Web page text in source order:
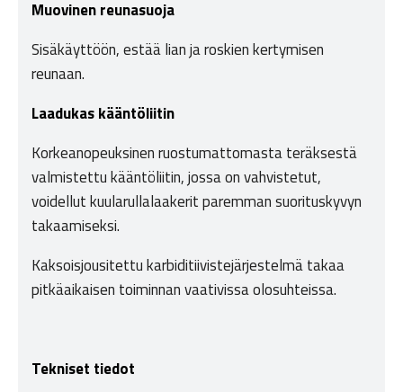
Muovinen reunasuoja
Sisäkäyttöön, estää lian ja roskien kertymisen
reunaan.
Laadukas kääntöliitin
Korkeanopeuksinen ruostumattomasta teräksestä
valmistettu kääntöliitin, jossa on vahvistetut,
voidellut kuularullalaakerit paremman suorituskyvyn
takaamiseksi.
Kaksoisjousitettu karbiditiivistejärjestelmä takaa
pitkäaikaisen toiminnan vaativissa olosuhteissa.
Tekniset tiedot